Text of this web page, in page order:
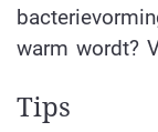
warm wordt?
Tips